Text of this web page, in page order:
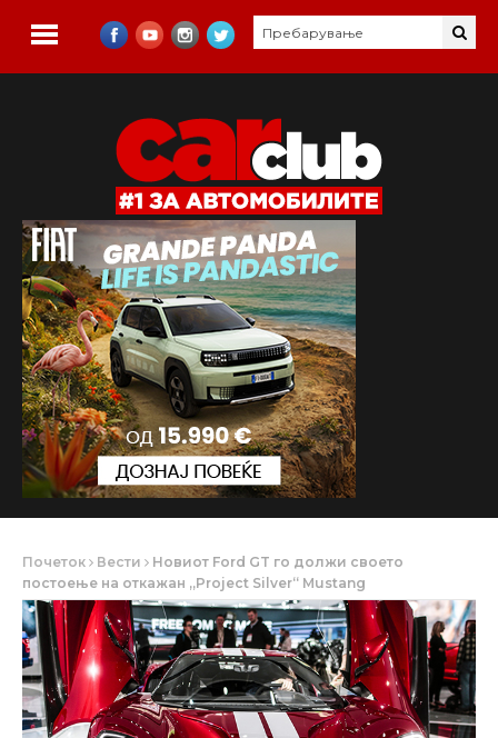
Почеток Вести
Новиот Ford GT го должи своето
постоење на откажан „Project Silver“ Mustang